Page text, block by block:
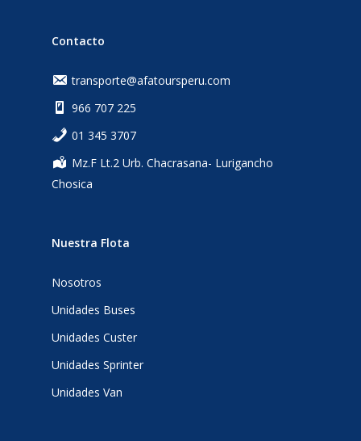
Contacto
transporte@afatoursperu.com
966 707 225
‎01 345 3707
Mz.F Lt.2 Urb. Chacrasana- Lurigancho
Chosica
Nuestra Flota
Nosotros
Unidades Buses
Unidades Custer
Unidades Sprinter
Unidades Van